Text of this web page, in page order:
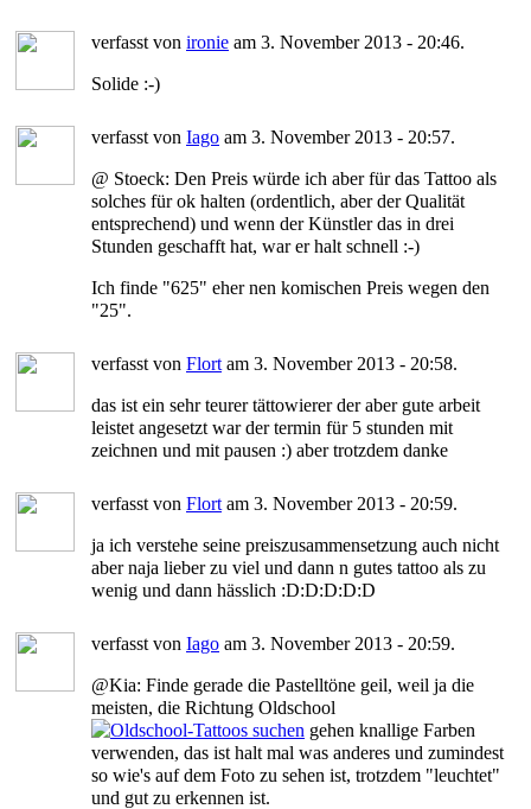
verfasst von ironie am 3. November 2013 - 20:46.
Solide :-)
verfasst von Iago am 3. November 2013 - 20:57.
@ Stoeck: Den Preis würde ich aber für das Tattoo als
solches für ok halten (ordentlich, aber der Qualität
entsprechend) und wenn der Künstler das in drei
Stunden geschafft hat, war er halt schnell :-)
Ich finde "625" eher nen komischen Preis wegen den
"25".
verfasst von Flort am 3. November 2013 - 20:58.
das ist ein sehr teurer tättowierer der aber gute arbeit
leistet angesetzt war der termin für 5 stunden mit
zeichnen und mit pausen :) aber trotzdem danke
verfasst von Flort am 3. November 2013 - 20:59.
ja ich verstehe seine preiszusammensetzung auch nicht
aber naja lieber zu viel und dann n gutes tattoo als zu
wenig und dann hässlich :D:D:D:D:D
verfasst von Iago am 3. November 2013 - 20:59.
@Kia: Finde gerade die Pastelltöne geil, weil ja die
meisten, die Richtung Oldschool
gehen knallige Farben
verwenden, das ist halt mal was anderes und zumindest
so wie's auf dem Foto zu sehen ist, trotzdem "leuchtet"
und gut zu erkennen ist.